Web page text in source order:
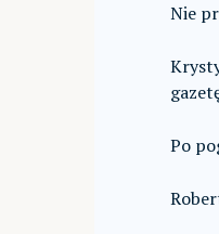
Nie
Po